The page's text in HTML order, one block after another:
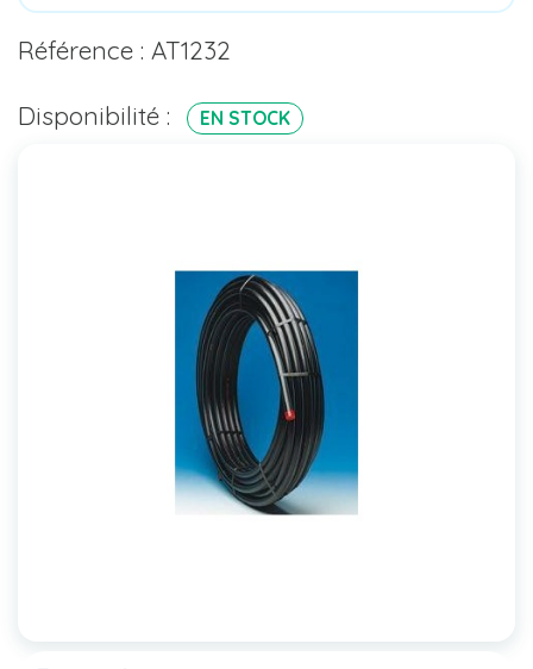
Référence : AT1232
Disponibilité : EN STOCK